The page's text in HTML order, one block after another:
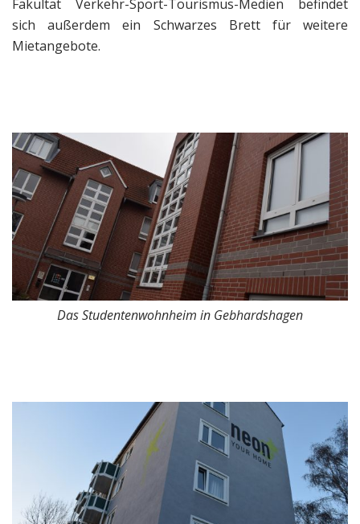
Fakultät Verkehr-Sport-Tourismus-Medien befindet
sich außerdem ein Schwarzes Brett für weitere
Mietangebote.
Das Studentenwohnheim in Gebhardshagen